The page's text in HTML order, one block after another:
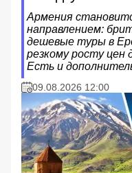
Армения
направлением:
дешевые туры в
резкому росту цен
Есть и
09.08.2026 12:00